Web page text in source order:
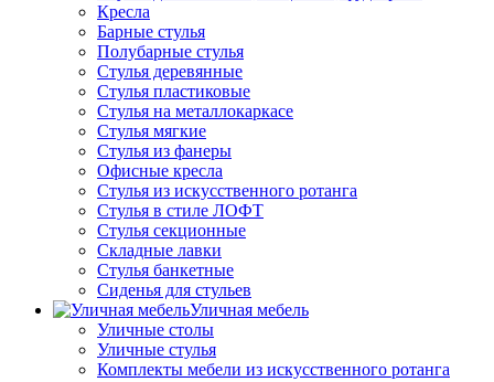
Кресла
Барные стулья
Полубарные стулья
Стулья деревянные
Стулья пластиковые
Стулья на металлокаркасе
Стулья мягкие
Стулья из фанеры
Офисные кресла
Стулья из искусственного ротанга
Стулья в стиле ЛОФТ
Стулья секционные
Складные лавки
Стулья банкетные
Сиденья для стульев
Уличная мебель
Уличные столы
Уличные стулья
Комплекты мебели из искусственного ротанга